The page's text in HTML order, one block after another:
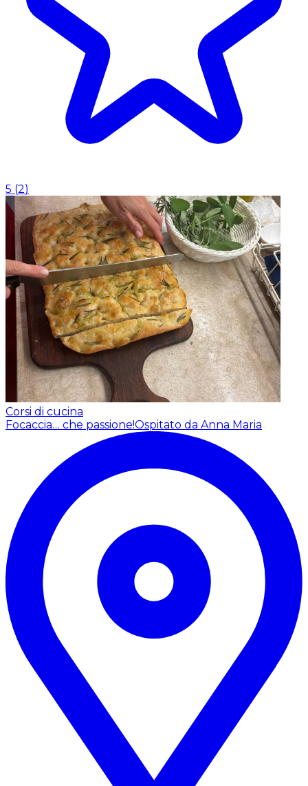
5 (2)
Corsi di cucina
Focaccia… che passione!Ospitato da Anna Maria